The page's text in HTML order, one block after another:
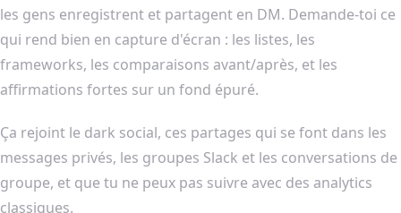
les gens enregistrent et partagent en DM. Demande-toi ce
qui rend bien en capture d'écran : les listes, les
frameworks, les comparaisons avant/après, et les
affirmations fortes sur un fond épuré.
Ça rejoint le dark social, ces partages qui se font dans les
messages privés, les groupes Slack et les conversations de
groupe, et que tu ne peux pas suivre avec des analytics
classiques.